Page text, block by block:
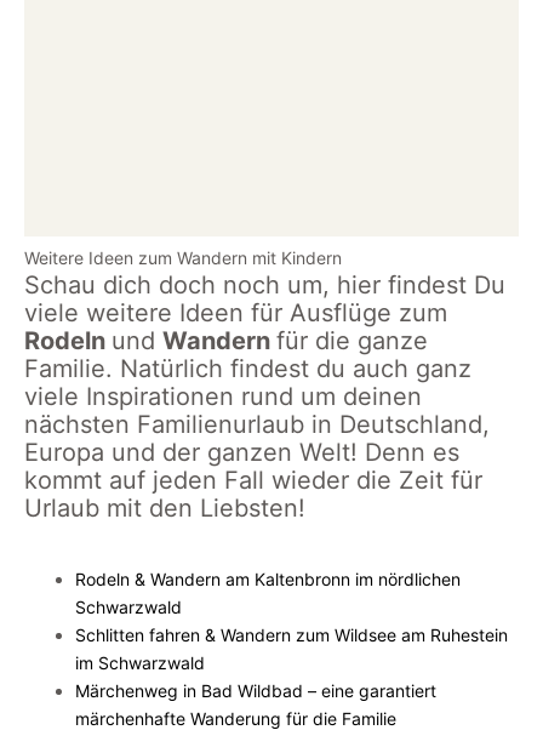
Weitere Ideen zum Wandern mit Kindern
Schau dich doch noch um, hier findest Du
viele weitere Ideen für Ausflüge zum
Rodeln und Wandern für die ganze
Familie. Natürlich findest du auch ganz
viele Inspirationen rund um deinen
nächsten Familienurlaub in Deutschland,
Europa und der ganzen Welt! Denn es
kommt auf jeden Fall wieder die Zeit für
Urlaub mit den Liebsten!
Rodeln & Wandern am Kaltenbronn im nördlichen
Schwarzwald
Schlitten fahren & Wandern zum Wildsee am Ruhestein
im Schwarzwald
Märchenweg in Bad Wildbad – eine garantiert
märchenhafte Wanderung für die Familie